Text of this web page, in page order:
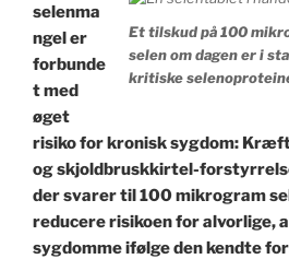
Et tilskud på 100
selen om dagen er i
kritiske
selenma
ngel er
forbunde
t med
øget
risiko for kronisk sygdom:
og skjoldbruskkirtel-
der svarer til 100 mikrogram
reducere risikoen for alvorlige,
sygdomme ifølge den kendte